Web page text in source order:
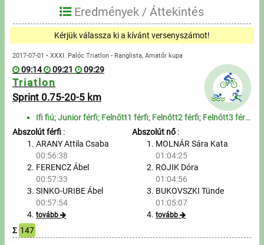
Adatvédelem
Üzenetek
Sportolók
Sportoló keresés
Nevezés
Sportágak
Futás
Eredmények / Áttekintés
Kérjük válassza ki a kívánt versenyszámot!
2017-07-01 • XXXI. Palóc Triatlon - Ranglista, Amatőr kupa
09:14 09:21 09:29
Triatlon
Sprint 0.75-20-5 km
Ifi fiú; Junior férfi; Felnőtt1 férfi; Felnőtt2 férfi; Felnőtt3 férfi; Felnőtt4 férfi; Szenior1 férf...
Abszolút férfi :
ARANY Attila Csaba
00:56:38
FERENCZ Ábel
00:57:33
SINKO-URIBE Ábel
00:57:54
tovább
Abszolút nő:
MOLNÁR Sára Kata
01:04:25
ROJIK Dóra
01:04:56
BUKOVSZKI Tünde
01:05:07
tovább
Σ 147